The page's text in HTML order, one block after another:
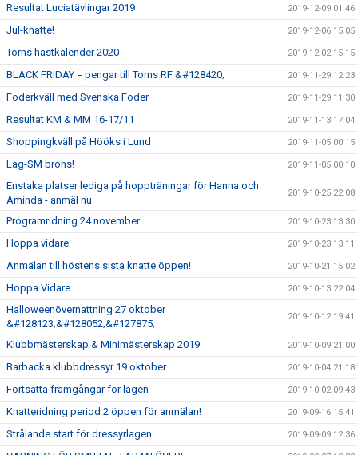
Resultat Luciatävlingar 2019 2019-12-09 01:46
Jul-knatte! 2019-12-06 15:05
Torns hästkalender 2020 2019-12-02 15:15
BLACK FRIDAY = pengar till Torns RF &#128420; 2019-11-29 12:23
Foderkväll med Svenska Foder 2019-11-29 11:30
Resultat KM & MM 16-17/11 2019-11-13 17:04
Shoppingkväll på Hööks i Lund 2019-11-05 00:15
Lag-SM brons! 2019-11-05 00:10
Enstaka platser lediga på hoppträningar för Hanna och
Aminda - anmäl nu
2019-10-25 22:08
Programridning 24 november 2019-10-23 13:30
Hoppa vidare 2019-10-23 13:11
Anmälan till höstens sista knatte öppen! 2019-10-21 15:02
Hoppa Vidare 2019-10-13 22:04
Halloweenövernattning 27 oktober
&#128123;&#128052;&#127875;
2019-10-12 19:41
Klubbmästerskap & Minimästerskap 2019 2019-10-09 21:00
Barbacka klubbdressyr 19 oktober 2019-10-04 21:18
Fortsatta framgångar för lagen 2019-10-02 09:43
Knatteridning period 2 öppen för anmälan! 2019-09-16 15:41
Strålande start för dressyrlagen 2019-09-09 12:36